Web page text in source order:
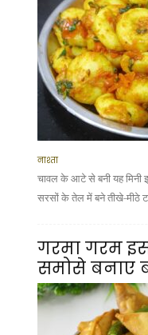
नाश्ता
चावल के आटे से बनी यह मिनी
सरसों के तेल में बने तीखे-मीठे
गरमा गरम
समोसे बनाए